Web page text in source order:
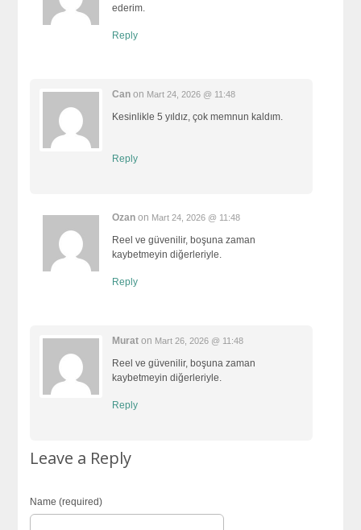
ederim.
Reply
Can on Mart 24, 2026 @ 11:48
Kesinlikle 5 yıldız, çok memnun kaldım.
Reply
Ozan on Mart 24, 2026 @ 11:48
Reel ve güvenilir, boşuna zaman
kaybetmeyin diğerleriyle.
Reply
Murat on Mart 26, 2026 @ 11:48
Reel ve güvenilir, boşuna zaman
kaybetmeyin diğerleriyle.
Reply
Leave a Reply
Name (required)